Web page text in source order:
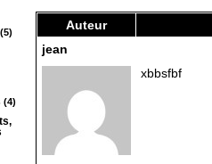
(5)
(4)
Auteur
jean
xbbsfbf